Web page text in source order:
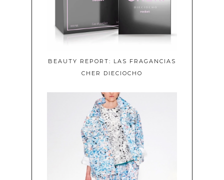
BEAUTY REPORT: LAS FRAGANCIAS
CHER DIECIOCHO